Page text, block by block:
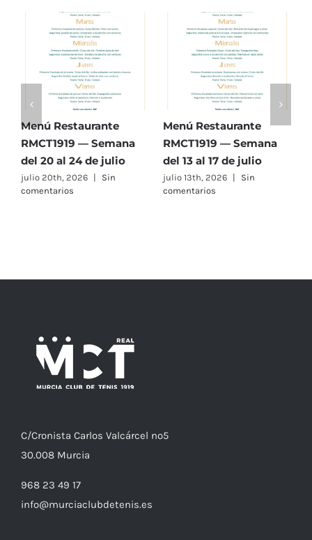
Menú Restaurante
RMCT1919 — Semana
del 20 al 24 de julio
julio 20th, 2026 | Sin
comentarios
Menú Restaurante
RMCT1919 — Semana
del 13 al 17 de julio
julio 13th, 2026 | Sin
comentarios
C/Cronista Carlos Valcárcel nº5
30.008 Murcia
968 23 49 17
info@murciaclubdetenis.es